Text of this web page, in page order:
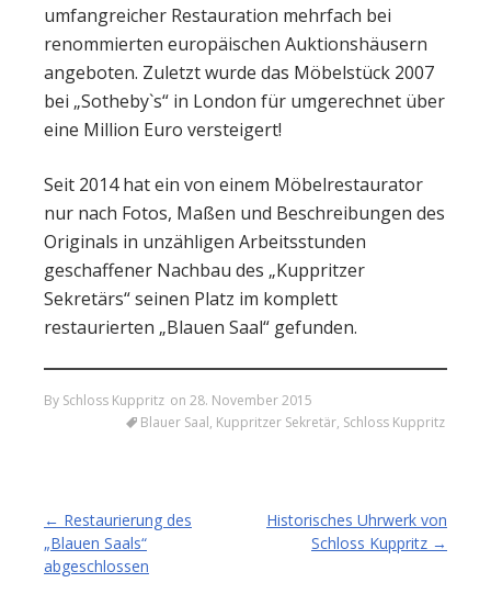
umfangreicher Restauration mehrfach bei
renommierten europäischen Auktionshäusern
angeboten. Zuletzt wurde das Möbelstück 2007
bei „Sotheby`s“ in London für umgerechnet über
eine Million Euro versteigert!
Seit 2014 hat ein von einem Möbelrestaurator
nur nach Fotos, Maßen und Beschreibungen des
Originals in unzähligen Arbeitsstunden
geschaffener Nachbau des „Kuppritzer
Sekretärs“ seinen Platz im komplett
restaurierten „Blauen Saal“ gefunden.
By Schloss Kuppritz on 28. November 2015
Blauer Saal, Kuppritzer Sekretär, Schloss Kuppritz
Post
navigation
← Restaurierung des
„Blauen Saals“
abgeschlossen
Historisches Uhrwerk von
Schloss Kuppritz →